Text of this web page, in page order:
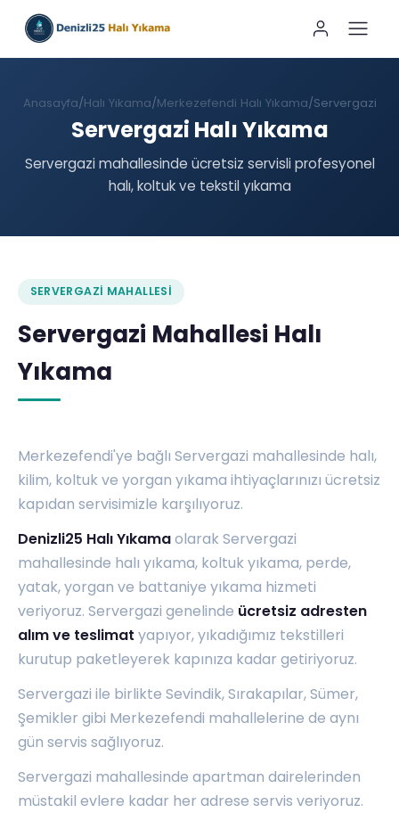
Anasayfa Halı Yıkama Merkezefendi Halı Yıkama Servergazi
Servergazi Halı Yıkama
Servergazi mahallesinde ücretsiz servisli profesyonel
halı, koltuk ve tekstil yıkama
SERVERGAZI MAHALLESI
Servergazi Mahallesi Halı
Yıkama
Merkezefendi'ye bağlı Servergazi mahallesinde halı,
kilim, koltuk ve yorgan yıkama ihtiyaçlarınızı ücretsiz
kapıdan servisimizle karşılıyoruz.
Denizli25 Halı Yıkamaolarak Servergazi
mahallesinde halı yıkama, koltuk yıkama, perde,
yatak, yorgan ve battaniye yıkama hizmeti
veriyoruz. Servergazi genelinde ücretsiz adresten
alım ve teslimat yapıyor, yıkadığımız tekstilleri
kurutup paketleyerek kapınıza kadar getiriyoruz.
Servergazi ile birlikte Sevindik,Sırakapılar,Sümer,
Şemikler gibi Merkezefendi mahallelerine de aynı
gün servis sağlıyoruz.
Servergazi mahallesinde apartman dairelerinden
müstakil evlere kadar her adrese servis veriyoruz.